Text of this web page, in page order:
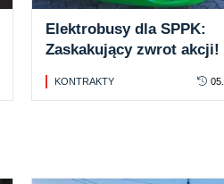
Elektrobusy dla SPPK:
Zaskakujący zwrot akcji!
KONTRAKTY